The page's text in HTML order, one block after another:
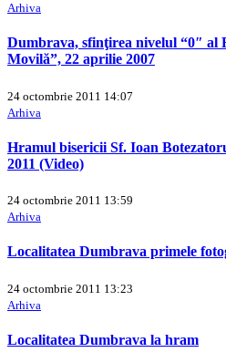
Arhiva
Dumbrava, sfinţirea nivelul “0″ al
Movilă”, 22 aprilie 2007
24 octombrie 2011 14:07
Arhiva
Hramul bisericii Sf. Ioan
2011 (Video)
24 octombrie 2011 13:59
Arhiva
Localitatea Dumbrava primele
24 octombrie 2011 13:23
Arhiva
Localitatea Dumbrava la hram